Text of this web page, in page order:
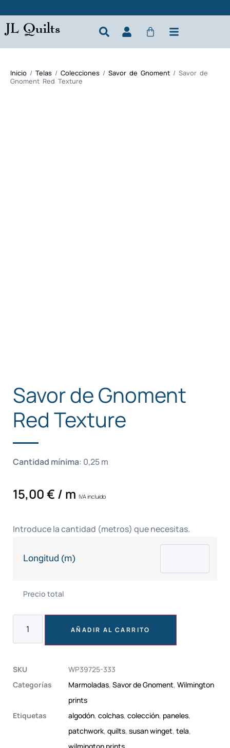
JL Quilts
Inicio / Telas / Colecciones / Savor de Gnoment / Savor de
Gnoment Red Texture
Savor de Gnoment
Red Texture
Cantidad mínima: 0,25m
15,00€ / m IVA incluido
Introduce la cantidad (metros) que necesitas.
Longitud (m)
Precio total
AÑADIR AL CARRITO
SKU
WP39725-333
Categorías
Marmoladas, Savor de Gnoment, Wilmington
prints
Etiquetas
algodón, colchas, colección, paneles,
patchwork, quilts, susan winget, tela,